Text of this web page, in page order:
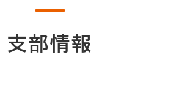
支部情報